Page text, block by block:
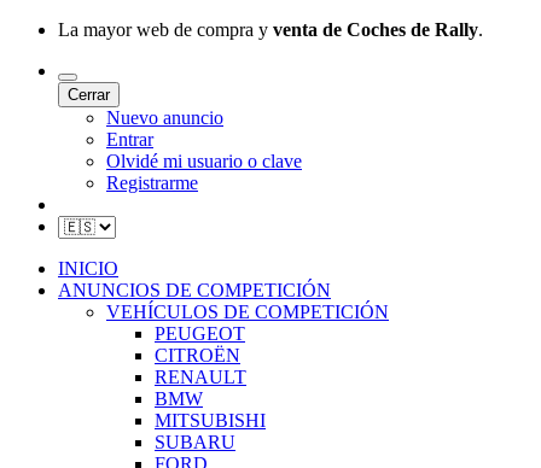
La mayor web de compra y venta de Coches de Rally.
Cerrar
Nuevo anuncio
Entrar
Olvidé mi usuario o clave
Registrarme
INICIO
ANUNCIOS DE COMPETICIÓN
VEHÍCULOS DE COMPETICIÓN
PEUGEOT
CITROËN
RENAULT
BMW
MITSUBISHI
SUBARU
FORD